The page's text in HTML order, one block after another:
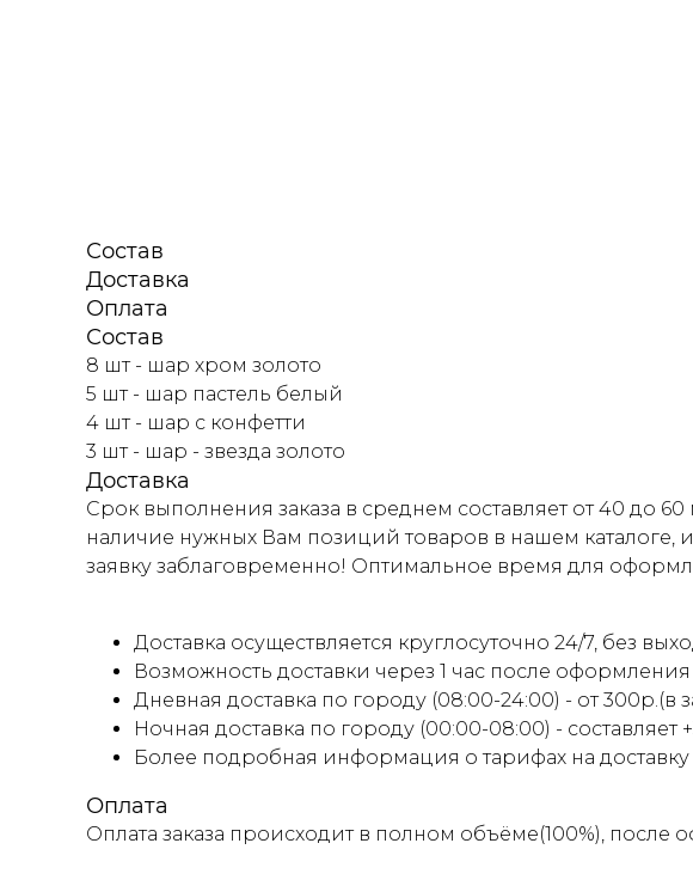
Состав
Доставка
Оплата
Состав
8 шт - шар хром золото
5 шт - шар пастель белый
4 шт - шар с конфетти
3 шт - шар - звезда золото
Доставка
Срок выполнения заказа в среднем составляет от 40 до
наличие нужных Вам позиций товаров в нашем каталоге,
заявку заблаговременно! Оптимальное время для
Доставка осуществляется круглосуточно 24/7, без
Возможность доставки через 1 час после оформления
Дневная доставка по городу (08:00-24:00) - от 300р.(в
Ночная доставка по городу (00:00-08:00) -
Более подробная информация о тарифах на доставку
Оплата
Оплата заказа происходит в полном объёме(100%),